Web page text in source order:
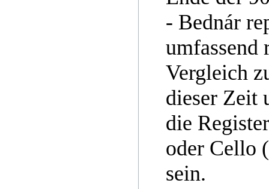
- Bednár
umfassend
Vergleich
dieser Zeit
die
oder Cello
sein.